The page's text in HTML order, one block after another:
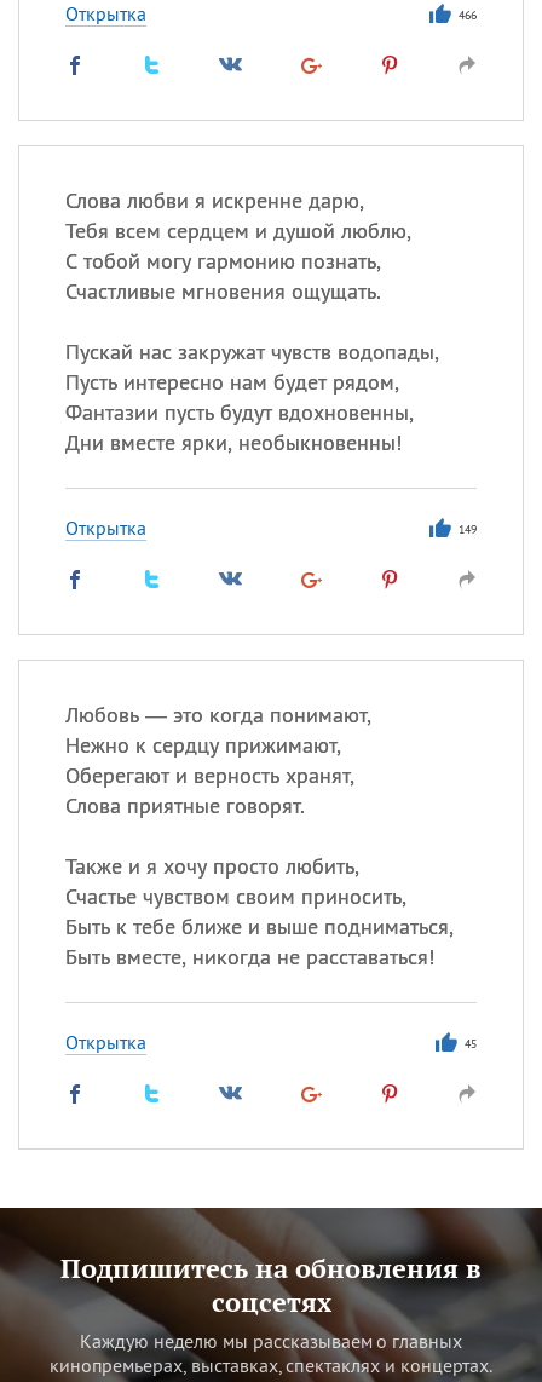
Открытка 466
Слова любви я искренне дарю,
Тебя всем сердцем и душой люблю,
С тобой могу гармонию познать,
Счастливые мгновения ощущать.
Пускай нас закружат чувств водопады,
Пусть интересно нам будет рядом,
Фантазии пусть будут вдохновенны,
Дни вместе ярки, необыкновенны!
Открытка 149
Любовь — это когда понимают,
Нежно к сердцу прижимают,
Оберегают и верность хранят,
Слова приятные говорят.
Также и я хочу просто любить,
Счастье чувством своим приносить,
Быть к тебе ближе и выше подниматься,
Быть вместе, никогда не расставаться!
Открытка 45
Подпишитесь на обновления в
соцсетях
Каждую неделю мы рассказываем о главных
кинопремьерах, выставках, спектаклях и концертах.